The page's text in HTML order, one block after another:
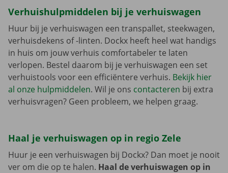
Verhuishulpmiddelen bij je verhuiswagen
Huur bij je verhuiswagen een transpallet, steekwagen,
verhuisdekens of -linten. Dockx heeft heel wat handigs
in huis om jouw verhuis comfortabeler te laten
verlopen. Bestel daarom bij je verhuiswagen een set
verhuistools voor een efficiëntere verhuis. Bekijk hier
al onze hulpmiddelen. Wil je ons contacteren bij extra
verhuisvragen? Geen probleem, we helpen graag.
Haal je verhuiswagen op in regio Zele
Huur je een verhuiswagen bij Dockx? Dan moet je nooit
ver om die op te halen. Haal de verhuiswagen op in